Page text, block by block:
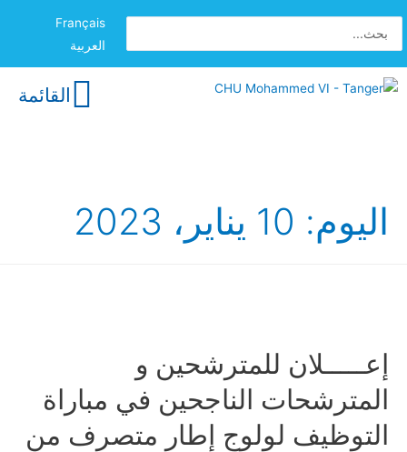
Français
العربية
القائمة
اليوم:10 يناير، 2023
إعـــــلان للمترشحين و
المترشحات الناجحين في مباراة
التوظيف لولوج إطار متصرف من